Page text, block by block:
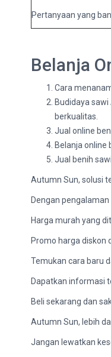
Pertanyaan yang
Belanja
Cara
Budidaya
berkualitas.
Jual online
Belanja online
Jual benih
Autumn Sun, solusi
Dengan
Harga murah yang
Promo harga diskon
Temukan cara baru
Dapatkan informasi
Beli sekarang dan
Autumn Sun, lebih
Jangan lewatkan